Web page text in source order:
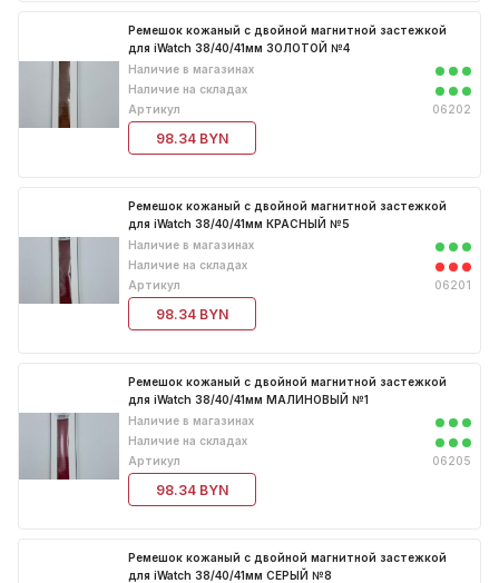
Чехол Leather Case для 16 Pro
Чехол Leather Case для 16 Pro
Чехол Leather Case для 16e
Чехол Leather Case для 17 Pro
Max
Чехол Leather Case для 7/8
Чехол Leather Case для 7/8 Plus
Чехол Leather Case для XR
Чехол Leather Case для XS Max
для 17 Pro Max
для 5G/5S/5SE
для 7 Plus/8 Plus
для 7/8/SE
для XS Max
Ремешок кожаный с двойной магнитной застежкой
для iWatch 38/40/41мм ЗОЛОТОЙ №4
Наличие в магазинах
Наличие на складах
Артикул
06202
98.34 BYN
Ремешок кожаный с двойной магнитной застежкой
для iWatch 38/40/41мм КРАСНЫЙ №5
Наличие в магазинах
Наличие на складах
Артикул
06201
98.34 BYN
Ремешок кожаный с двойной магнитной застежкой
для iWatch 38/40/41мм МАЛИНОВЫЙ №1
Наличие в магазинах
Наличие на складах
Артикул
06205
98.34 BYN
Ремешок кожаный с двойной магнитной застежкой
для iWatch 38/40/41мм СЕРЫЙ №8